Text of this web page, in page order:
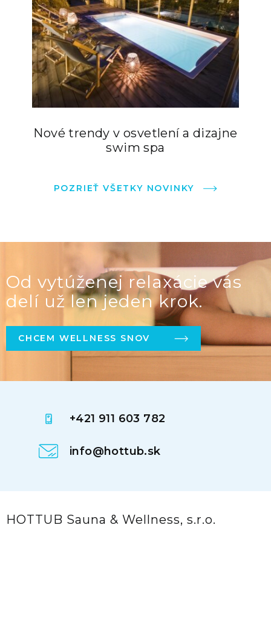
Nové trendy v osvetlení a dizajne
swim spa
POZRIEŤ VŠETKY NOVINKY
Od vytúženej relaxácie vás
delí už len jeden krok.
CHCEM WELLNESS SNOV
+421 911 603 782
info@hottub.sk
HOTTUB Sauna & Wellness, s.r.o.